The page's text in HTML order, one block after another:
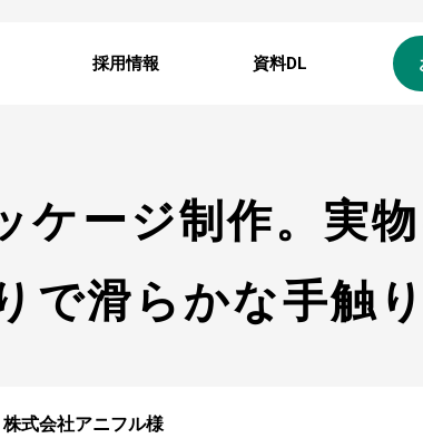
採用情報 資料DL
ケージ制作。実
で滑らかな手触り
株式会社アニフル様